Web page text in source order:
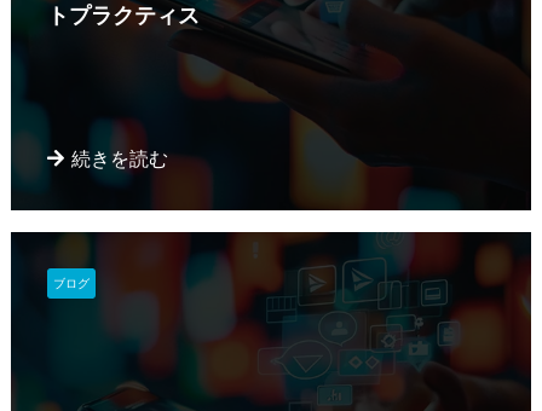
トプラクティス
続きを読む
ブログ